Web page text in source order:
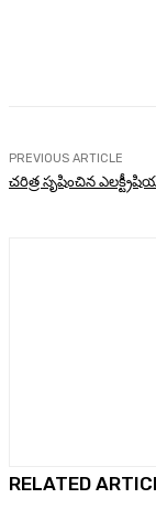
PREVIOUS ARTICLE
చరిత్ర సృషించిన
RELATED